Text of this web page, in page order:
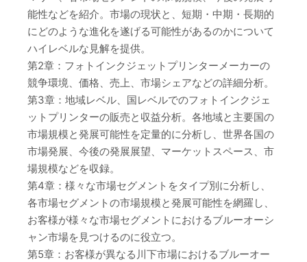
能性などを紹介。市場の現状と、短期・中期・長期的
にどのような進化を遂げる可能性があるのかについて
ハイレベルな見解を提供。
第2章：フォトインクジェットプリンターメーカーの
競争環境、価格、売上、市場シェアなどの詳細分析。
第3章：地域レベル、国レベルでのフォトインクジェ
ットプリンターの販売と収益分析。各地域と主要国の
市場規模と発展可能性を定量的に分析し、世界各国の
市場発展、今後の発展展望、マーケットスペース、市
場規模などを収録。
第4章：様々な市場セグメントをタイプ別に分析し、
各市場セグメントの市場規模と発展可能性を網羅し、
お客様が様々な市場セグメントにおけるブルーオーシ
ャン市場を見つけるのに役立つ。
第5章：お客様が異なる川下市場におけるブルーオー